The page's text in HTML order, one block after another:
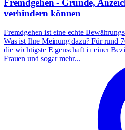
Fremdgehen - Gründe,
verhindern können
Fremdgehen ist eine echte
Was ist Ihre Meinung dazu? Für rund
die wichtigste Eigenschaft in einer
Frauen und sogar mehr...